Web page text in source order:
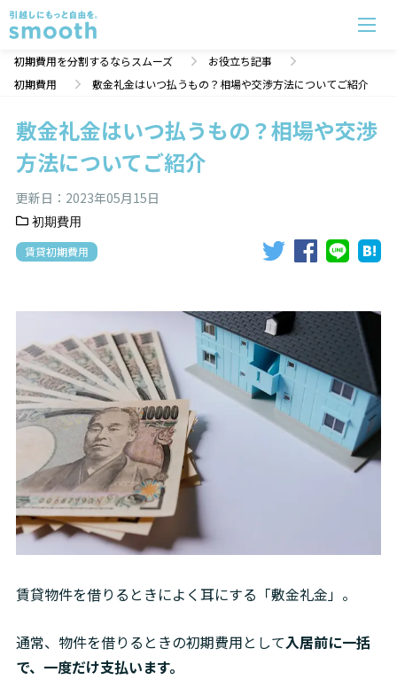
初期費用を分割するならスムーズ
お役立ち記事
初期費用
敷金礼金はいつ払うもの？相場や交渉方法についてご紹介
敷金礼金はいつ払うもの？相場や交渉
方法についてご紹介
更新日： 2023年05月15日
初期費用
賃貸初期費用
賃貸物件を借りるときによく耳にする「敷金礼金」。
通常、物件を借りるときの初期費用として入居前に一括
で、一度だけ支払います。